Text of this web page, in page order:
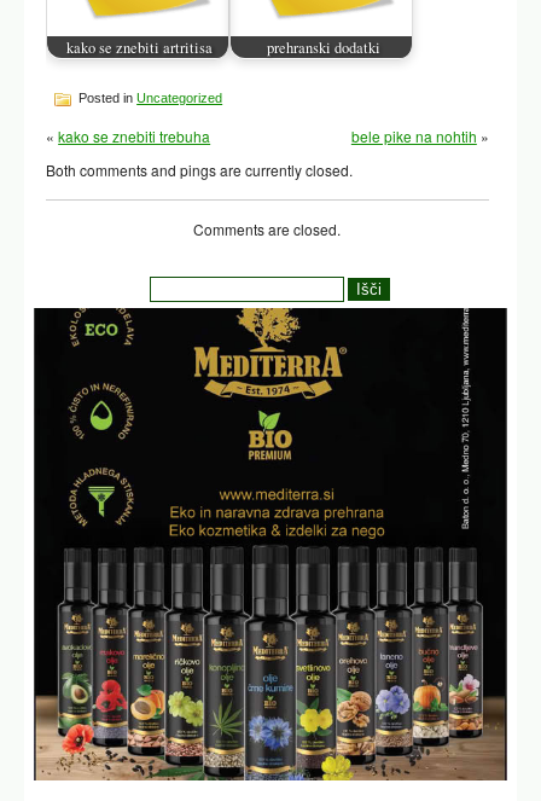
kako se znebiti artritisa prehranski dodatki
Posted inUncategorized
«kako se znebiti trebuha bele pike na nohtih »
Both comments and pings are currently closed.
Comments are closed.